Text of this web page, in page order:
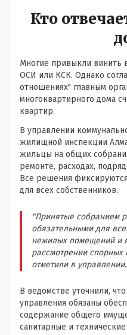
Кто
Многие привыкли винить
ОСИ или КСК. Однако
отношениях" главным
многоквартирного дома
квартир.
В управлении
жилищной инспекции
жильцы на общих
ремонте, расходах,
Все решения
для всех собственников.
"Принятые собранием
обязательными для
нежилых помещений и
рассмотрении
отметили в управлении.
В ведомстве уточнили,
управления обязаны
содержание общего
санитарные и